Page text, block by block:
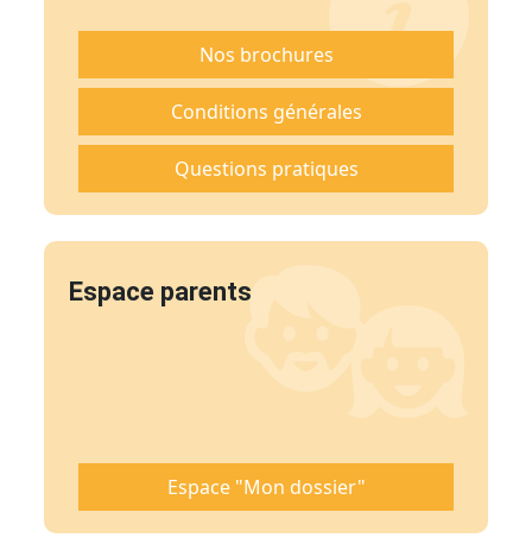
Nos brochures
Conditions générales
Questions pratiques
Espace parents
Espace "Mon dossier"